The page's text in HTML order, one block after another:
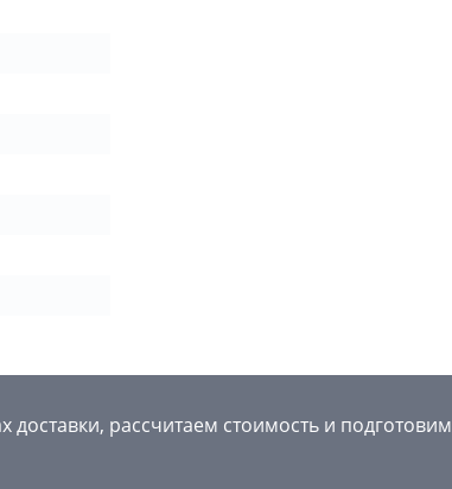
рассчитаем стоимость и подготовим